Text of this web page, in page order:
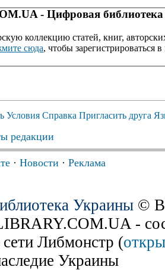
- Цифровая библиотека
коллекцию статей, книг,
сюда, чтобы зарегистрироваться в
Условия Справка Пригласить друга
редакции
· Новости · Реклама
Украины ©
-
Либмонстр (
Украины